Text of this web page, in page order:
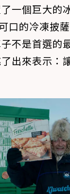
一個巨大的
口的冷凍披
不是首選的
出來表示：